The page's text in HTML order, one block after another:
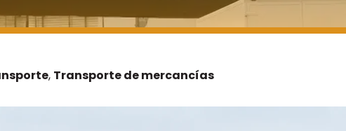
, Transporte de mercancías